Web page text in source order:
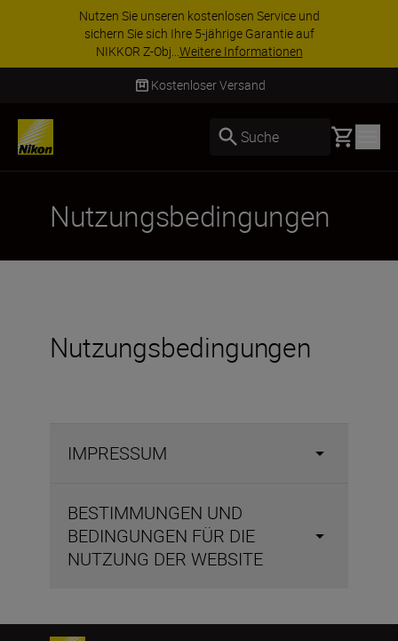
Nutzen Sie unseren kostenlosen Service und
sichern Sie sich Ihre 5-jährige Garantie auf
NIKKOR Z-Obj...Weitere Informationen
Kostenloser Versand
Suche Basket
Nutzungsbedingungen
Nutzungsbedingungen
IMPRESSUM
BESTIMMUNGEN UND
BEDINGUNGEN FÜR DIE
NUTZUNG DER WEBSITE